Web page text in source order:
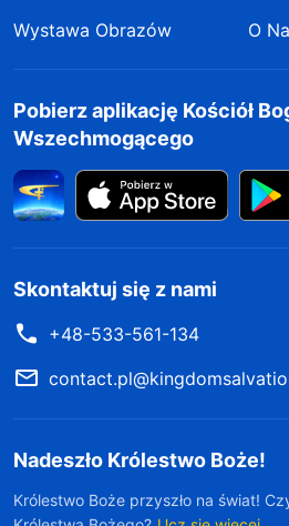
Wystawa Obrazów
O
Pobierz aplikację Kościół
Wszechmogącego
Skontaktuj się z nami
+48-533-561-134
Nadeszło Królestwo Boże!
Królestwo Boże przyszło na świat!